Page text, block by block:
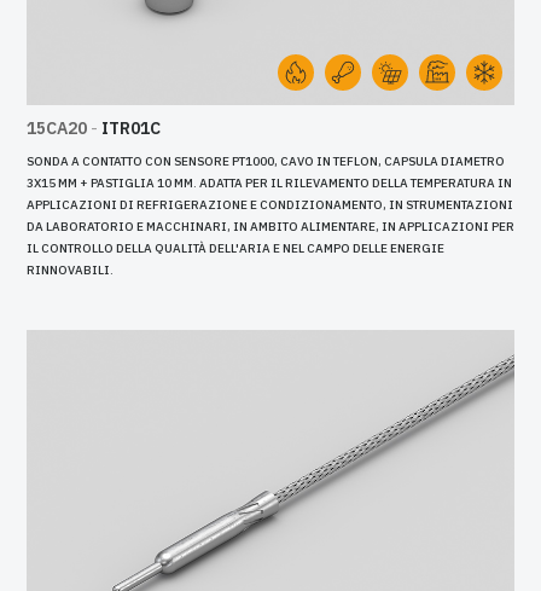
15CA20 - ITR01C
SONDA A CONTATTO CON SENSORE PT1000, CAVO IN TEFLON, CAPSULA DIAMETRO
3X15 MM + PASTIGLIA 10 MM. ADATTA PER IL RILEVAMENTO DELLA TEMPERATURA IN
APPLICAZIONI DI REFRIGERAZIONE E CONDIZIONAMENTO, IN STRUMENTAZIONI
DA LABORATORIO E MACCHINARI, IN AMBITO ALIMENTARE, IN APPLICAZIONI PER
IL CONTROLLO DELLA QUALITÀ DELL'ARIA E NEL CAMPO DELLE ENERGIE
RINNOVABILI.